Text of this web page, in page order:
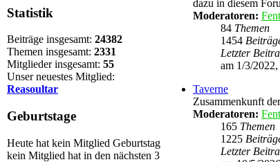
Statistik
Beiträge insgesamt: 24382
Themen insgesamt: 2331
Mitglieder insgesamt: 55
Unser neuestes Mitglied:
Reasoultar
Geburtstage
Heute hat kein Mitglied Geburtstag
kein Mitglied hat in den nächsten 3
dazu in diesem
Moderatoren:
84 Themen
1454
Letzter
am 1/3/
Taverne
Zusammenkunft
Moderatoren:
165 Themen
1225
Letzter